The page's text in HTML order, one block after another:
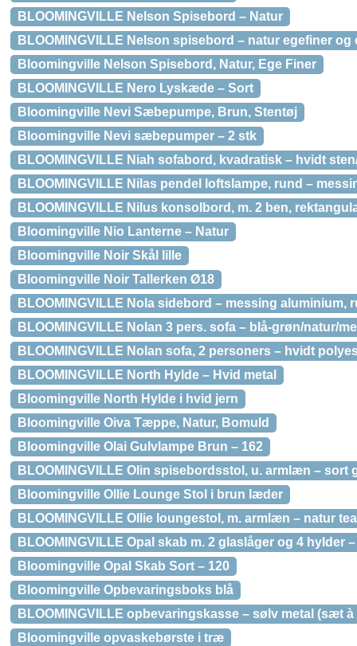
BLOOMINGVILLE Nelson Spisebord – Natur
BLOOMINGVILLE Nelson spisebord – natur egefiner og
Bloomingville Nelson Spisebord, Natur, Ege Finer
BLOOMINGVILLE Nero Lyskæde – Sort
Bloomingville Nevi Sæbepumpe, Brun, Stentøj
Bloomingville Nevi sæbepumper – 2 stk
BLOOMINGVILLE Niah sofabord, kvadratisk – hvidt
BLOOMINGVILLE Nilas pendel loftslampe, rund –
BLOOMINGVILLE Nilus konsolbord, m. 2 ben,
Bloomingville Nio Lanterne – Natur
Bloomingville Noir Skål lille
Bloomingville Noir Tallerken Ø18
BLOOMINGVILLE Nola sidebord – messing aluminium,
BLOOMINGVILLE Nolan 3 pers. sofa – blå-grøn/natur/
BLOOMINGVILLE Nolan sofa, 2 personers – hvidt
BLOOMINGVILLE North Hylde – Hvid metal
Bloomingville North Hylde i hvid jern
Bloomingville Oiva Tæppe, Natur, Bomuld
Bloomingville Olai Gulvlampe Brun – 162
BLOOMINGVILLE Olin spisebordsstol, u. armlæn – sort
Bloomingville Ollie Lounge Stol i brun læder
BLOOMINGVILLE Ollie loungestol, m. armlæn – natur
BLOOMINGVILLE Opal skab m. 2 glaslåger og 4 hylder
Bloomingville Opal Skab Sort – 120
Bloomingville Opbevaringsboks blå
BLOOMINGVILLE opbevaringskasse – sølv metal (sæt à
Bloomingville opvaskebørste i træ